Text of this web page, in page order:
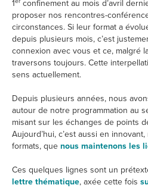
1 confinement au mois d’avril
proposer nos rencontres-
circonstances. Si leur format a
depuis plusieurs mois, c’est
connexion avec vous et ce, malgré
traversons toujours. Cette
sens actuellement.
Depuis plusieurs années, nous
autour de notre programmation au
misant sur les échanges de points
Aujourd’hui, c’est aussi en
formats, que nous maintenons les
Ces quelques lignes sont un
lettre thématique, axée cette fois